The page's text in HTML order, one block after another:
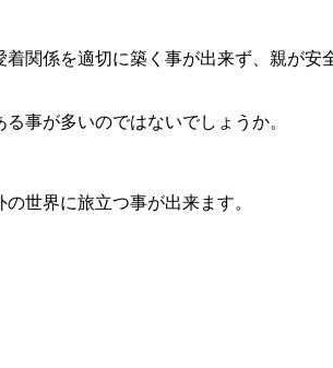
関係を適切に築く事が出来ず、親が
事が多いのではないでしょうか。
世界に旅立つ事が出来ます。